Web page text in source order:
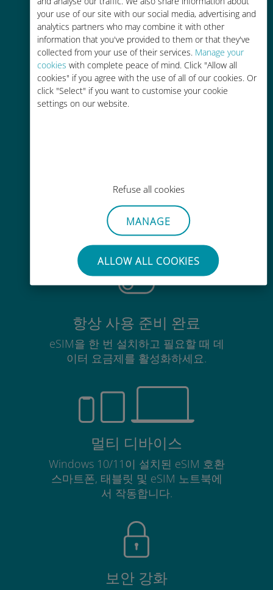
your use of our site with our social media, advertising and
analytics partners who may combine it with other
information that you've provided to them or that they've
collected from your use of their services. Manage your
cookies with complete peace of mind. Click "Allow all
cookies" if you agree with the use of all of our cookies. Or
click "Select" if you want to customise your cookie
settings on our website.
Refuse all cookies
MANAGE
ALLOW ALL COOKIES
간편한 충전
Wi-Fi나 남은 데이터가 없어도 Ubigi
간편한
기존 SIM 카드를 제거할 필요가 없습
니다.
항상 사용 준비 완료
eSIM을 한 번 설치하고 필요할 때 데
이터 요금제를 활성화하세요.
멀티 디바이스
Windows 10/11이 설치된 eSIM 호환
스마트폰, 태블릿 및 eSIM 노트북에
서 작동합니다.
보안 강화